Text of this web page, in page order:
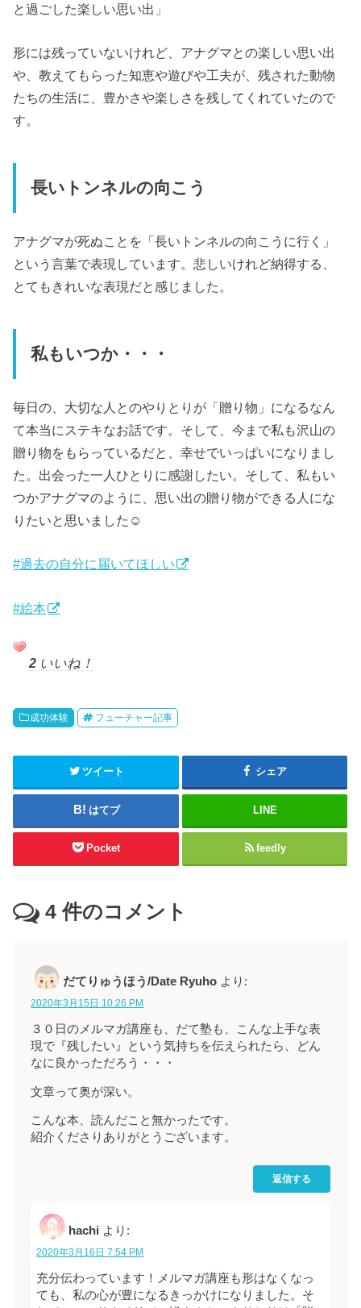
と過ごした楽しい思い出」
形には残っていないけれど、アナグマとの楽しい思い出
や、教えてもらった知恵や遊びや工夫が、残された動物
たちの生活に、豊かさや楽しさを残してくれていたので
す。
長いトンネルの向こう
アナグマが死ぬことを「長いトンネルの向こうに行く」
という言葉で表現しています。悲しいけれど納得する、
とてもきれいな表現だと感じました。
私もいつか・・・
毎日の、大切な人とのやりとりが「贈り物」になるなん
て本当にステキなお話です。そして、今まで私も沢山の
贈り物をもらっているだと、幸せでいっぱいになりまし
た。出会った一人ひとりに感謝したい。そして、私もい
つかアナグマのように、思い出の贈り物ができる人にな
りたいと思いました☺︎
#過去の自分に届いてほしい
#絵本
2 いいね！
成功体験 フューチャー記事
ツイート シェア
はてブ LINE
Pocket feedly
4 件のコメント
だてりゅうほう/Date Ryuho より:
2020年3月15日 10:26 PM
３０日のメルマガ講座も、だて塾も、こんな上手な表
現で『残したい』という気持ちを伝えられたら、どん
なに良かっただろう・・・
文章って奥が深い。
こんな本、読んだこと無かったです。
紹介くださりありがとうございます。
返信する
hachi より:
2020年3月16日 7:54 PM
充分伝わっています！メルマガ講座も形はなくなっ
ても、私の心が豊になるきっかけになりました。そ